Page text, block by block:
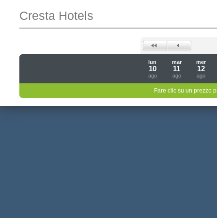
Cresta Hotels
lun
10
ago
mar
11
ago
mer
12
ago
Fare clic su un prezzo